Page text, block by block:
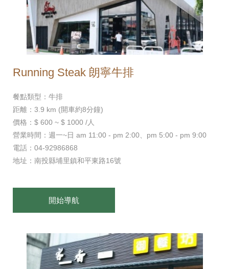
Running Steak 朗寧牛排
餐點類型：牛排
距離：3.9 km (開車約8分鐘)
價格：$ 600 ~ $ 1000 /人
營業時間：週一~日 am 11:00 - pm 2:00、pm 5:00 - pm 9:00
電話：04-92986868
地址：南投縣埔里鎮和平東路16號
開始導航